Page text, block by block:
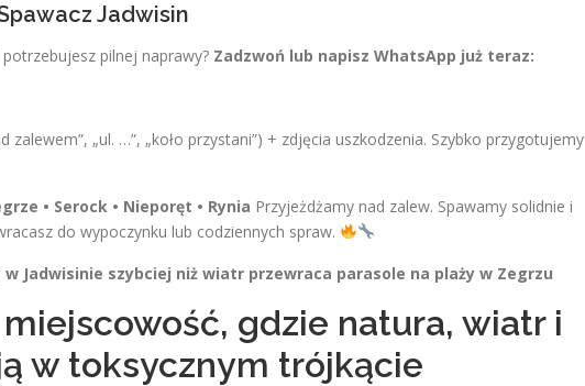
Jadwisin
pilnej naprawy? Zadzwoń lub napisz WhatsApp już teraz:
zalewem”, „ul. …”, „koło przystani”) + zdjęcia uszkodzenia. Szybko przygotujemy
• Serock • Nieporęt • Rynia Przyjeżdżamy nad zalew. Spawamy solidnie i
do wypoczynku lub codziennych spraw.
w Jadwisinie szybciej niż wiatr przewraca parasole na plaży w Zegrzu
gdzie natura, wiatr i
w toksycznym trójkącie